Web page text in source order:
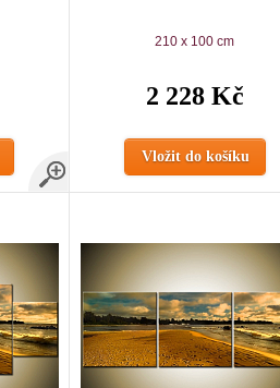
210 x 100 cm
2 228 Kč
Vložit do košíku